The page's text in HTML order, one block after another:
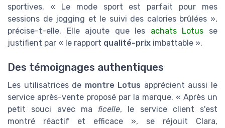
sportives. « Le mode sport est parfait pour mes
sessions de jogging et le suivi des calories brûlées »,
précise-t-elle. Elle ajoute que les achats Lotus se
justifient par « le rapport qualité-prix imbattable ».
Des témoignages authentiques
Les utilisatrices de montre Lotus apprécient aussi le
service après-vente proposé par la marque. « Après un
petit souci avec ma ficelle, le service client s'est
montré réactif et efficace », se réjouit Clara,